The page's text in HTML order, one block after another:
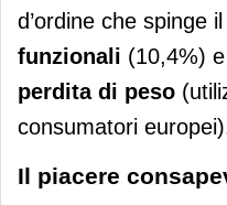
d’ordine che spinge
funzionali (10,4%)
perdita di peso
consumatori
Il piacere